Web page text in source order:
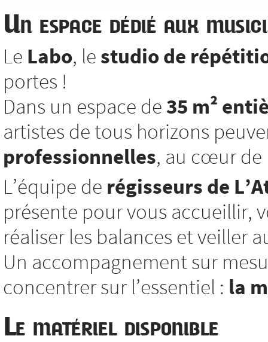
Un espace dédié aux
Le Labo, le studio de
portes !
Dans un espace de 35 m²
artistes de tous horizons
professionnelles, au cœur de
L’équipe de régisseurs de
présente pour vous accueillir,
réaliser les balances et veiller
Un accompagnement sur
concentrer sur l’essentiel : la
Le matériel disponible